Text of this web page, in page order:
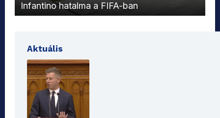
Infantino hatalma a FIFA-ban
Aktuális